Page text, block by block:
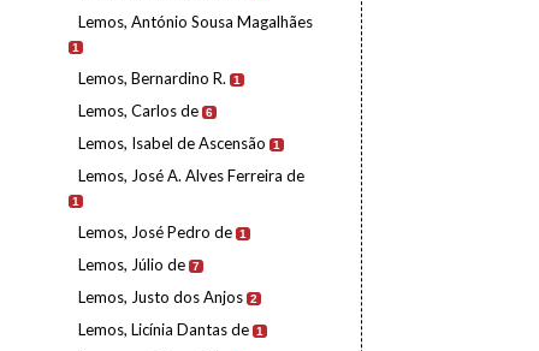
Lemos, António Sousa Magalhães
1
Lemos, Bernardino R. 1
Lemos, Carlos de 6
Lemos, Isabel de Ascensão 1
Lemos, José A. Alves Ferreira de
1
Lemos, José Pedro de 1
Lemos, Júlio de 7
Lemos, Justo dos Anjos 2
Lemos, Licínia Dantas de 1